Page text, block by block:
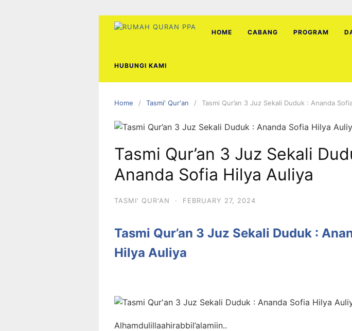
HOME CABANG PROGRAM
HUBUNGI KAMI
Home Tasmi' Qur'an Tasmi Qur’an 3 Juz Sekali Duduk : Ananda
Tasmi Qur’an 3 Juz Sekali
Ananda Sofia Hilya Auliya
TASMI' QUR'AN · FEBRUARY 27, 2024
Tasmi Qur’an 3 Juz Sekali Duduk :
Hilya Auliya
Alhamdulillaahirabbil’alamiin..